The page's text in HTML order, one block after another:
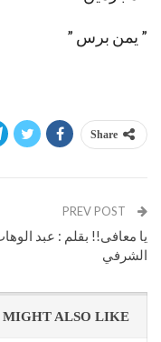
” يمن برس ”
Share
يا معافى!! بقلم : عبد
الشرفي
MIGHT ALSO LIKE